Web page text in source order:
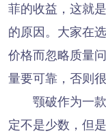
菲的收益，这就
的原因。大家在
价格而忽略质量
量要可靠，否则
颚破作为一款
定不是少数，但